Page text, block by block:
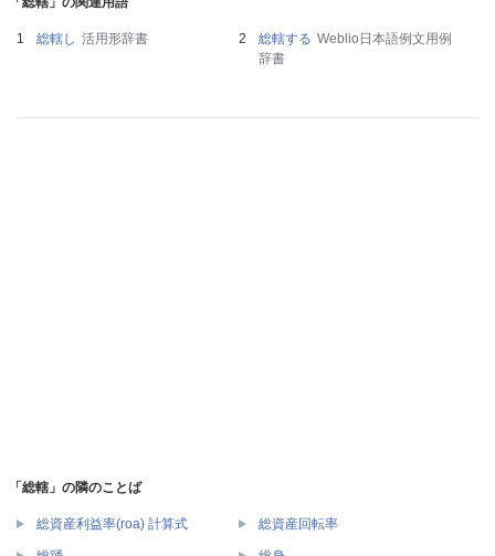
総轄し 活用形辞書 総轄する Weblio日本語例文用例
辞書
「総轄」の隣のことば
総資産利益率(roa) 計算式 総資産回転率